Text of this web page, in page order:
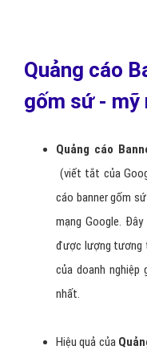
Quảng cáo
gốm sứ - mỹ
Quảng cáo B
(viết tắt của
cáo banner gốm
mạng Google.
được lượng tương
của doanh nghiệp
nhất.
Hiệu quả của Q